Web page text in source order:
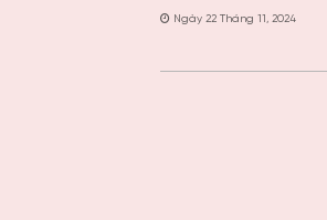
Ngày 22 Tháng 11, 2024